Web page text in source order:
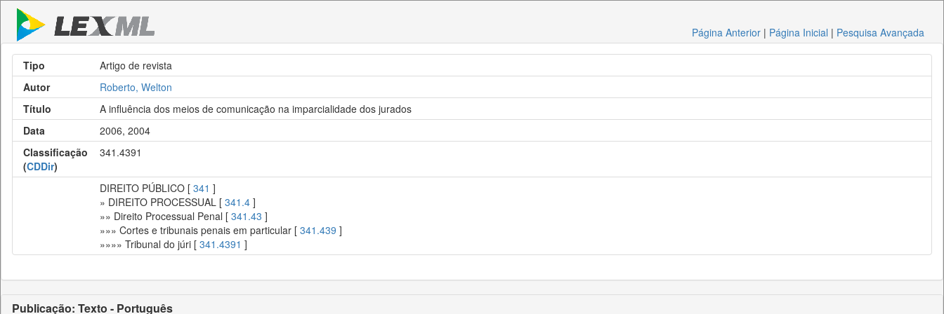
Página Anterior | Página Inicial | Pesquisa Avançada
Tipo
Artigo de revista
Autor
Roberto, Welton
Título
A influência dos meios de comunicação na imparcialidade dos jurados
Data
2006, 2004
Classificação
(CDDir)
341.4391
DIREITO PÚBLICO [ 341 ]
» DIREITO PROCESSUAL [ 341.4 ]
»» Direito Processual Penal [ 341.43 ]
»»» Cortes e tribunais penais em particular [ 341.439 ]
»»»» Tribunal do júri [ 341.4391 ]
Publicação: Texto - Português